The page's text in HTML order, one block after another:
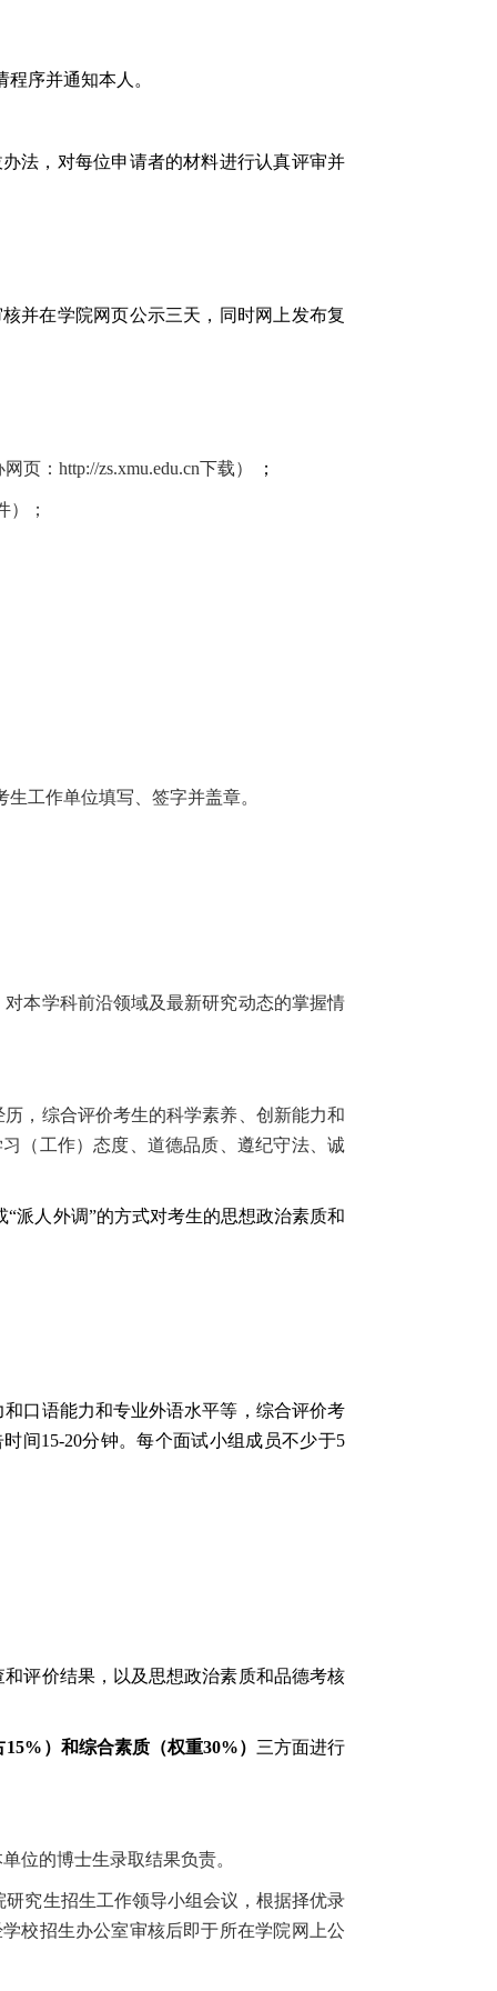
序并通知本人。
法，对每位申请者的材料进行认真评审并
并在学院网页公示三天，同时网上发布复
页： http://zs.xmu.edu.cn下载） ；
）；
工作单位填写、签字并盖章。
本学科前沿领域及最新研究动态的掌握情
，综合评价考生的科学素养、创新能力和
（工作）态度、道德品质、遵纪守法、诚
派人外调”的方式对考生的思想政治素质和
口语能力和专业外语水平等，综合评价考
时间15-20分钟。每个面试小组成员不少于5
评价结果，以及思想政治素质和品德考核
15% ）和综合素质（权重30%） 三方面进行
位的博士生录取结果负责。
究生招生工作领导小组会议，根据择优录
校招生办公室审核后即于所在学院网上公